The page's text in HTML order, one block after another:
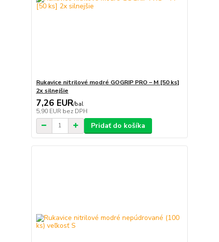
Rukavice nitrilové modré GOGRIP PRO – M [50 ks]
2x silnejšie
7,26 EUR/bal
5,90 EUR bez DPH
Pridať do košíka